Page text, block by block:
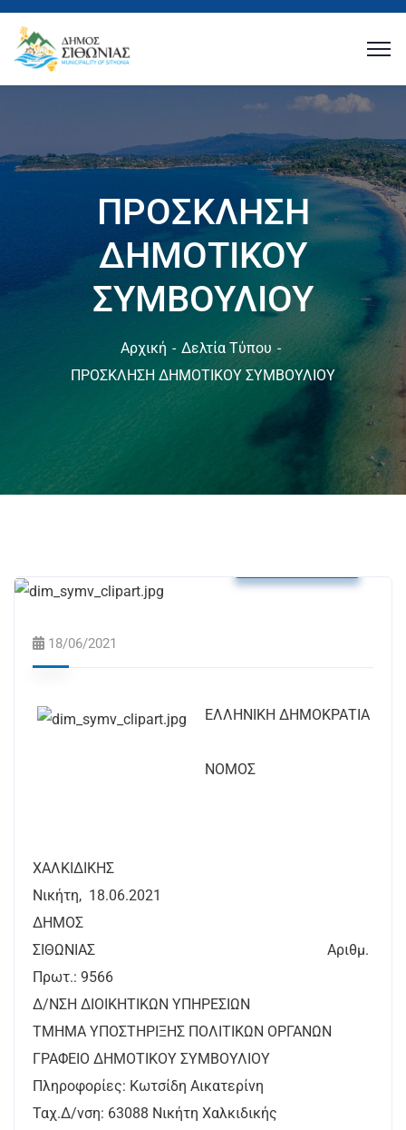
ΠΡΟΣΚΛΗΣΗ
ΔΗΜΟΤΙΚΟΥ
ΣΥΜΒΟΥΛΙΟΥ
Αρχική
Δελτία Τύπου
ΠΡΟΣΚΛΗΣΗ ΔΗΜΟΤΙΚΟΥ ΣΥΜΒΟΥΛΙΟΥ
18/06/2021
ΕΛΛΗΝΙΚΗ ΔΗΜΟΚΡΑΤΙΑ
ΝΟΜΟΣ
ΧΑΛΚΙΔΙΚΗΣ
Νικήτη, 18.06.2021
ΔΗΜΟΣ
ΣΙΘΩΝΙΑΣ Αριθμ.
Πρωτ.: 9566
Δ/ΝΣΗ ΔΙΟΙΚΗΤΙΚΩΝ ΥΠΗΡΕΣΙΩΝ
ΤΜΗΜΑ ΥΠΟΣΤΗΡΙΞΗΣ ΠΟΛΙΤΙΚΩΝ ΟΡΓΑΝΩΝ
ΓΡΑΦΕΙΟ ΔΗΜΟΤΙΚΟΥ ΣΥΜΒΟΥΛΙΟΥ
Πληροφορίες: Κωτσίδη Αικατερίνη
Ταχ.Δ/νση: 63088 Νικήτη Χαλκιδικής